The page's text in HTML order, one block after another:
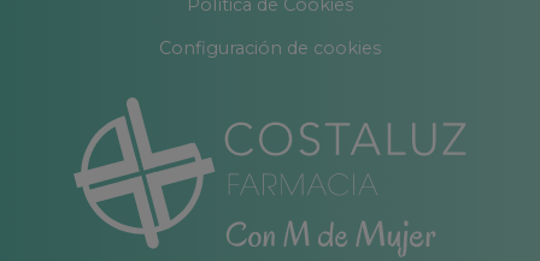
Política de Cookies
Configuración de cookies